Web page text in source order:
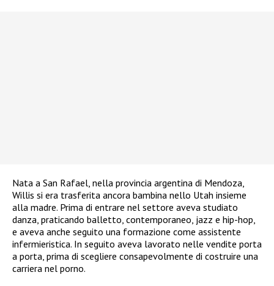
Nata a San Rafael, nella provincia argentina di Mendoza,
Willis si era trasferita ancora bambina nello Utah insieme
alla madre. Prima di entrare nel settore aveva studiato
danza, praticando balletto, contemporaneo, jazz e hip-hop,
e aveva anche seguito una formazione come assistente
infermieristica. In seguito aveva lavorato nelle vendite porta
a porta, prima di scegliere consapevolmente di costruire una
carriera nel porno.